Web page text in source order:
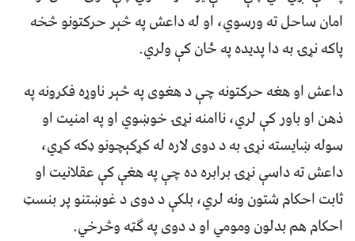
امان ساحل ته ورسوي، او له داعش په څېر حرکتونو څخه
پاکه نړۍ به دا پدیده په ځان کې ولري.
داعش او هغه حرکتونه چې د هغوی په څېر ناوړه فکرونه په
ذهن او باور کې لري، ناامنه نړۍ خوښوي او په امنیت او
سوله ښایسته نړۍ به د دوی لاره له کړکېچونو ډکه کړي،
داعش ته داسې نړۍ برابره ده چې په هغې کې عقلانیت او
ثابت احکام شتون ونه لري، بلکې د دوی د غوښتنو پر بنسټ
احکام هم بدلون ومومي او د دوی په ګټه وڅرخي.